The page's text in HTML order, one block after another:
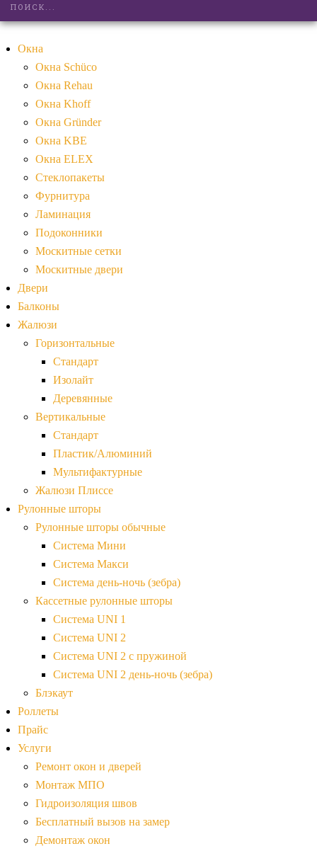
Окна
Окна Schüco
Окна Rehau
Окна Khoff
Окна Gründer
Окна KBE
Окна ELEX
Стеклопакеты
Фурнитура
Ламинация
Подоконники
Москитные сетки
Москитные двери
Двери
Балконы
Жалюзи
Горизонтальные
Стандарт
Изолайт
Деревянные
Вертикальные
Стандарт
Пластик/Алюминий
Мультифактурные
Жалюзи Плиссе
Рулонные шторы
Рулонные шторы обычные
Система Мини
Система Макси
Система день-ночь (зебра)
Кассетные рулонные шторы
Система UNI 1
Система UNI 2
Система UNI 2 с пружиной
Система UNI 2 день-ночь (зебра)
Блэкаут
Роллеты
Прайс
Услуги
Ремонт окон и дверей
Монтаж МПО
Гидроизоляция швов
Бесплатный вызов на замер
Демонтаж окон